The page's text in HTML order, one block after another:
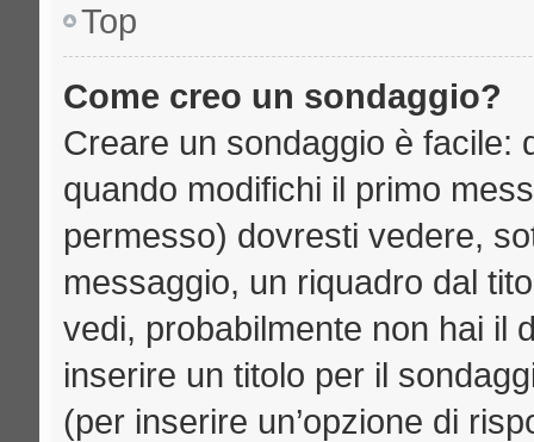
Top
Come creo un sondaggio?
Creare un sondaggio è facile:
quando modifichi il primo
permesso) dovresti vedere,
messaggio, un riquadro dal
vedi, probabilmente non hai il
inserire un titolo per il
(per inserire un’opzione di